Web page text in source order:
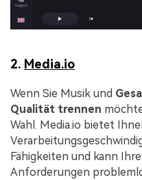
2. Media.io
Wenn Sie Musik und
Qualität trennen
Wahl. Media.io bietet
Fähigkeiten und kann
Anforderungen